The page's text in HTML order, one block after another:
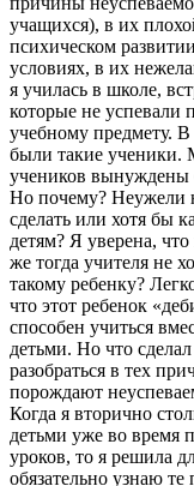
учащихся), в их
психическом
условиях, в их
я училась в школе,
которые не успевали
учебному предмету.
были такие ученики.
учеников вынуждены
Но почему? Неужели
сделать или хотя бы
детям? Я уверена,
же тогда учителя не
такому ребенку?
что этот ребенок
способен учиться
детьми. Но что
разобраться в тех
порождают
Когда я вторично
детьми уже во время
уроков, то я решила
обязательно узнаю